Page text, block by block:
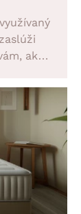
ako
údržbou
aj